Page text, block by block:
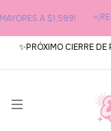
A $1,599!
✨PRÓXIMO CIERRE